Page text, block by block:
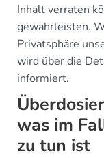
Inhalt verraten
gewährleisten.
Privatsphäre
wird über die
informiert.
was im
zu tun ist